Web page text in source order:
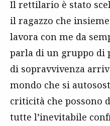
Il rettilario è stato
il ragazzo che
lavora con me da
parla di un gruppo di
di sopravvivenza
mondo che si
criticità che possono
tutte l’inevitabile